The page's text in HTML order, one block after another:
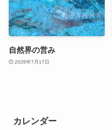
自然界の営み
2026年7月17日
カレンダー